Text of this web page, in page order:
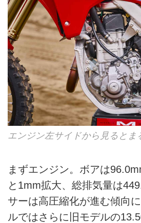
エンジン左サイドから見るとま
まずエンジン。ボアは
と1mm拡大、総排気量は
サーは高圧縮化が進む傾向
ルではさらに旧モデルの